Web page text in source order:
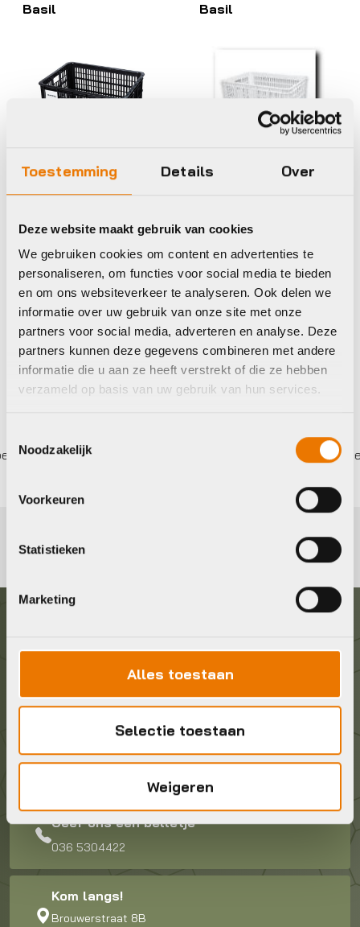
Toestemming Details Over
Deze website maakt gebruik van cookies
We gebruiken cookies om content en advertenties te
personaliseren, om functies voor social media te bieden
en om ons websiteverkeer te analyseren. Ook delen we
informatie over uw gebruik van onze site met onze
partners voor social media, adverteren en analyse. Deze
partners kunnen deze gegevens combineren met andere
informatie die u aan ze heeft verstrekt of die ze hebben
verzameld op basis van uw gebruik van hun services.
Noodzakelijk
Voorkeuren
Statistieken
Marketing
Alles toestaan
Selectie toestaan
Weigeren
Basil
Manden en Kratten
Basil KRAT BAS
€29,99
Op voorraad in winkel
Basil
Basil KUNSTSTOF
€ 26,99
Op voorraad in winkel
0%rente Eigen werkplaats met
Wij staan voor je klaar! Neem contact op via de
onderstaande gegevens.
Stuur ons een e-mail
Geef ons een belletje
036 5304422
Kom langs!
Brouwerstraat 8B